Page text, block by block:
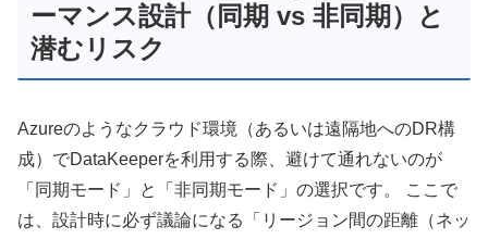
ーマンス設計（同期 vs 非同期）と
潜むリスク
Azureのようなクラウド環境（あるいは遠隔地へのDR構
成）でDataKeeperを利用する際、避けて通れないのが
「同期モード」と「非同期モード」の選択です。 ここで
は、設計時に必ず議論になる「リージョン間の距離（ネッ